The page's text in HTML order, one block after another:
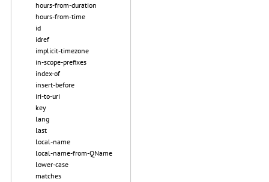
hours-from-duration
hours-from-time
id
idref
implicit-timezone
in-scope-prefixes
index-of
insert-before
iri-to-uri
key
lang
last
local-name
local-name-from-QName
lower-case
matches